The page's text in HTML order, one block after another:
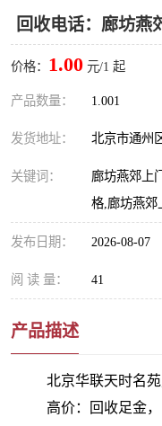
回收电话：廊坊燕
价格： 1.00 元/1 起
产品数量： 1.001
发货地址： 北京市通州
关键词：
廊坊燕郊上
格,廊坊燕郊
发布日期： 2026-08-07
阅 读 量： 41
产品描述
北京华联天时名
高价：回收足金